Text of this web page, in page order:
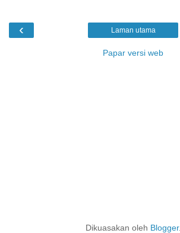
‹ Laman utama
Papar versi web
Dikuasakan oleh Blogger.